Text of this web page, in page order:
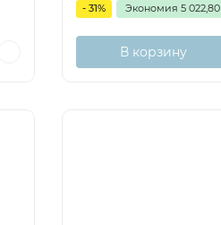
- 31% Экономия 5 022,80
В корзину